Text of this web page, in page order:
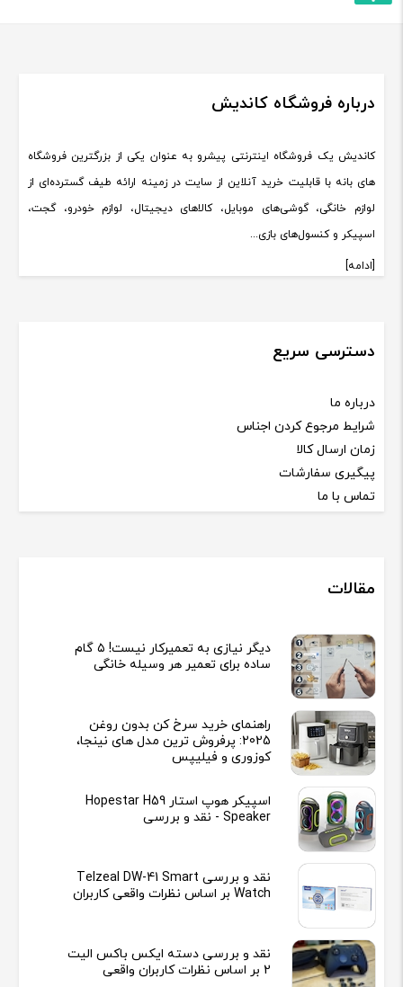
درباره فروشگاه کاندیش
کاندیش یک فروشگاه اینترنتی پیشرو به عنوان یکی از بزرگترین فروشگاه
های بانه با قابلیت خرید آنلاین از سایت در زمینه ارائه طیف گسترده‌ای از
لوازم خانگی، گوشی‌های موبایل، کالاهای دیجیتال، لوازم خودرو، گجت،
اسپیکر و کنسول‌های بازی...
[ادامه]
دسترسی سریع
درباره ما
شرایط مرجوع کردن اجناس
زمان ارسال کالا
پیگیری سفارشات
تماس با ما
مقالات
دیگر نیازی به تعمیرکار نیست! ۵ گام
ساده برای تعمیر هر وسیله خانگی
راهنمای خرید سرخ کن بدون روغن
2025: پرفروش ترین مدل های نینجا،
کوزوری و فیلیپس
اسپیکر هوپ استار Hopestar H59
Speaker - نقد و بررسی
نقد و بررسی Telzeal DW-41 Smart
Watch بر اساس نظرات واقعی کاربران
نقد و بررسی دسته ایکس باکس الیت
2 بر اساس نظرات کاربران واقعی